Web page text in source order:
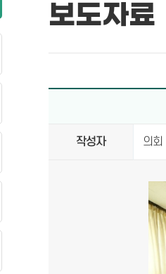
보도자료
작성자 의회